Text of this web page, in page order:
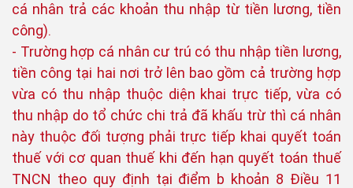
cá nhân trả các khoản thu nhập từ tiền lương, tiền
công).
- Trường hợp cá nhân cư trú có thu nhập tiền lương,
tiền công tại hai nơi trở lên bao gồm cả trường hợp
vừa có thu nhập thuộc diện khai trực tiếp, vừa có
thu nhập do tổ chức chi trả đã khấu trừ thì cá nhân
này thuộc đối tượng phải trực tiếp khai quyết toán
thuế với cơ quan thuế khi đến hạn quyết toán thuế
TNCN theo quy định tại điểm b khoản 8 Điều 11